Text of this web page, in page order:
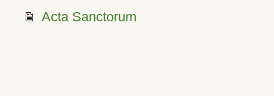
Acta Sanctorum